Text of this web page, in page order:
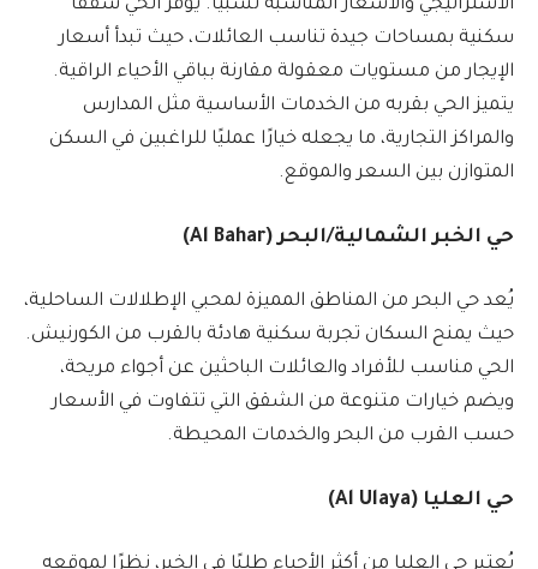
الاستراتيجي والأسعار المناسبة نسبيًا. يوفر الحي شققًا
سكنية بمساحات جيدة تناسب العائلات، حيث تبدأ أسعار
الإيجار من مستويات معقولة مقارنة بباقي الأحياء الراقية.
يتميز الحي بقربه من الخدمات الأساسية مثل المدارس
والمراكز التجارية، ما يجعله خيارًا عمليًا للراغبين في السكن
المتوازن بين السعر والموقع.
حي الخبر الشمالية/البحر (Al Bahar)
يُعد حي البحر من المناطق المميزة لمحبي الإطلالات الساحلية،
حيث يمنح السكان تجربة سكنية هادئة بالقرب من الكورنيش.
الحي مناسب للأفراد والعائلات الباحثين عن أجواء مريحة،
ويضم خيارات متنوعة من الشقق التي تتفاوت في الأسعار
حسب القرب من البحر والخدمات المحيطة.
حي العليا (Al Ulaya)